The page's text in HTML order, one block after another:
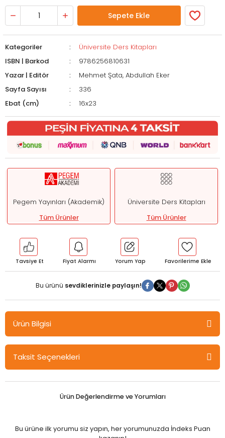
Sepete Ekle
Kategoriler
Üniversite Ders Kitapları
ISBN | Barkod
9786256810631
Yazar | Editör
Mehmet Şata, Abdullah Eker
Sayfa Sayısı
336
Ebat (cm)
16x23
Pegem Yayınları (Akademik)
Tüm Ürünler
Üniversite Ders Kitapları
Tüm Ürünler
Tavsiye Et Fiyat Alarmı Yorum Yap
Bu ürünü sevdiklerinizle paylaşın!
Ürün Bilgisi
Pegem Özel Eğitime Multidisipliner Yaklaşım - Mehmet Şata,
Abdullah Eker Pegem Akademi Yayıncılık
hakkını savunan temel bir ilkedir. Her çocuğun öğrenme
sağlama amacını taşır. Ancak, bu hedefe ulaşmak için tek bir
disipliner yaklaşım yeterli değildir. Özel eğitim, bireylerin öğrenme
Taksit Seçenekleri
Ürün Değerlendirme ve Yorumları
Bu ürüne ilk yorumu siz yapın, her yorumunuzda İndeks Puan